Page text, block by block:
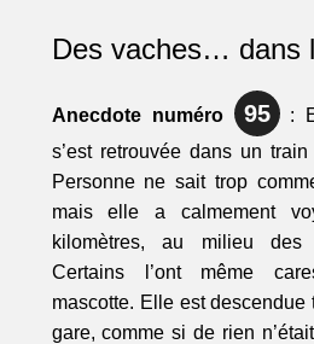
Des vaches… dans
Anecdote numéro 95 :
s’est retrouvée dans un
Personne ne sait trop
mais elle a calmement
kilomètres, au milieu des
Certains l’ont même
mascotte. Elle est
gare, comme si de rien